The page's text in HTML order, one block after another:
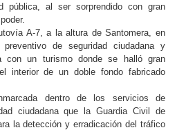
pública, al ser sorprendido con gran
A-7, a la altura de Santomera, en
de seguridad ciudadana y
con un turismo donde se halló gran
interior de un doble fondo fabricado
dentro de los servicios de
ciudadana que la Guardia Civil de
la detección y erradicación del tráfico